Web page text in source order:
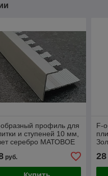
профиль для
и ступеней 10 мм,
серебро МАТОВОЕ
руб.
F-
28